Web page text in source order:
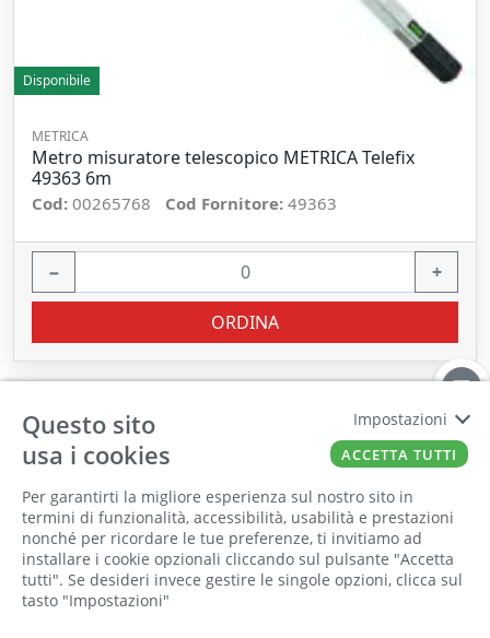
Il punto vendita, gli uffici e il magazzino
saranno chiusi per ferie dall'8 al 25 Agosto
2026 compresi.
Disponibile
METRICA
Metro misuratore telescopico METRICA Telefix
49363 6m
Cod: 00265768 Cod Fornitore: 49363
− +
ORDINA
Questo sito
usa i cookies
Per garantirti la migliore esperienza sul nostro sito in
termini di funzionalità, accessibilità, usabilità e prestazioni
nonché per ricordare le tue preferenze, ti invitiamo ad
installare i cookie opzionali cliccando sul pulsante "Accetta
tutti". Se desideri invece gestire le singole opzioni, clicca sul
tasto "Impostazioni"
Impostazioni
ACCETTA TUTTI